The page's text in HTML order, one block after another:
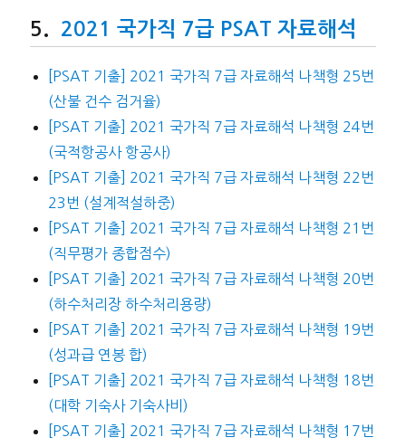
2021 국가직 7급 PSAT 자료해석
[PSAT 기출] 2021 국가직 7급 자료해석 나책형 25번
(산불 건수 검거율)
[PSAT 기출] 2021 국가직 7급 자료해석 나책형 24번
(국적항공사 항공사)
[PSAT 기출] 2021 국가직 7급 자료해석 나책형 22번
23번 (설계적설하중)
[PSAT 기출] 2021 국가직 7급 자료해석 나책형 21번
(직무평가 종합점수)
[PSAT 기출] 2021 국가직 7급 자료해석 나책형 20번
(하수처리장 하수처리용량)
[PSAT 기출] 2021 국가직 7급 자료해석 나책형 19번
(성과급 연봉 합)
[PSAT 기출] 2021 국가직 7급 자료해석 나책형 18번
(대학 기숙사 기숙사비)
[PSAT 기출] 2021 국가직 7급 자료해석 나책형 17번